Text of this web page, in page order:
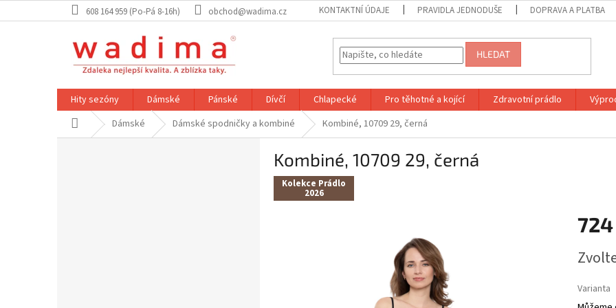
na
608 164 959 (Po-Pá 8-16h) obchod@wadima.cz KONTAKTNÍ ÚDAJE PRAVIDLA JEDNODUŠE DOPRAVA A PLATBA
HLEDAT
Hity sezóny Dámské Pánské Dívčí Chlapecké Pro těhotné a kojící Zdravotní prádlo
Domů Dámské Dámské spodničky a kombiné Kombiné, 10709 29, černá
Kombiné, 10709 29, černá
Kolekce Prádlo
2026
cena:
Varianta